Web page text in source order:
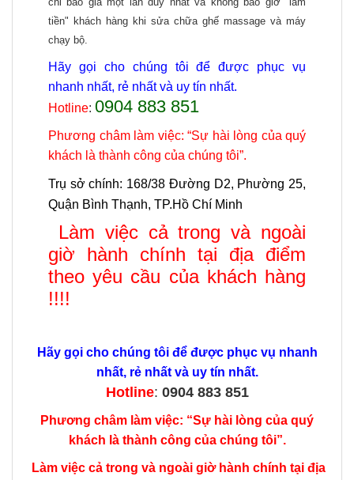
tiền" khách hàng khi sửa chữa ghế massage và máy
chạy bộ.
Hãy gọi cho chúng tôi để được phục vụ
nhanh nhất, rẻ nhất và uy tín nhất.
Hotline: 0904 883 851
Phương châm làm việc: “Sự hài lòng của quý
khách là thành công của chúng tôi”.
Trụ sở chính: 168/38 Đường D2, Phường 25,
Quận Bình Thạnh, TP.Hồ Chí Minh
Làm việc cả trong và ngoài
giờ hành chính tại địa điểm
theo yêu cầu của khách hàng
!!!!
Hãy gọi cho chúng tôi để được phục vụ nhanh
nhất, rẻ nhất và uy tín nhất.
Hotline: 0904 883 851
Phương châm làm việc: “Sự hài lòng của quý
khách là thành công của chúng tôi”.
Làm việc cả trong và ngoài giờ hành chính tại địa